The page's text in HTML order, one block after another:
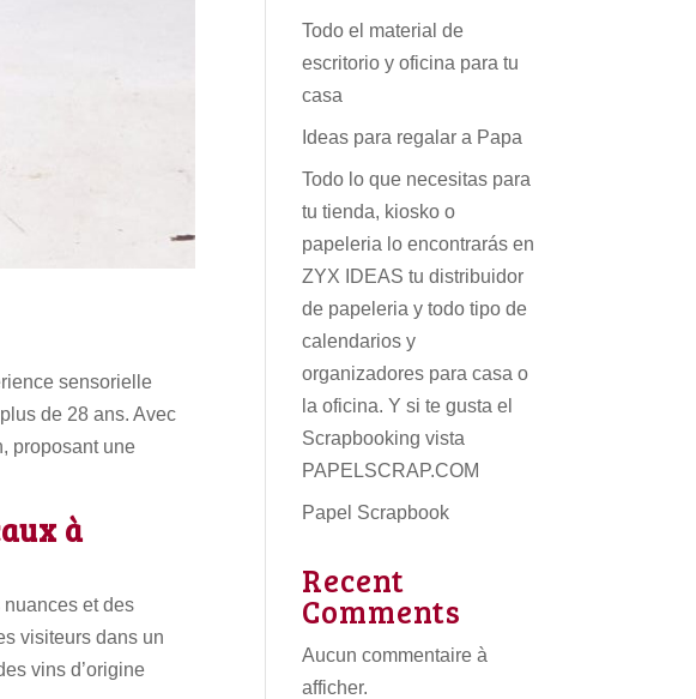
sensorielle
de 28 ans. Avec
proposant une
à
nuances et des
visiteurs dans un
vins d’origine
Todo el material de
escritorio y oficina para tu
casa
Ideas para regalar a Papa
Todo lo que necesitas para
tu tienda, kiosko o
papeleria lo encontrarás en
ZYX IDEAS tudistribuidor
de papeleria y todo tipo de
calendarios y
organizadores para casa o
la oficina. Y si te gusta el
Scrapbooking vista
PAPELSCRAP.COM
Papel Scrapbook
Recent
Comments
Aucun commentaire à
afficher.